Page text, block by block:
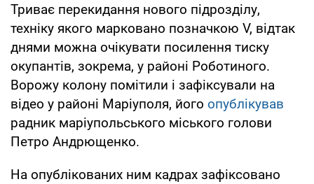
Триває перекидання нового підрозділу,
техніку якого марковано позначкою V, відтак
днями можна очікувати посилення тиску
окупантів, зокрема, у районі Роботиного.
Ворожу колону помітили і зафіксували на
відео у районі Маріуполя, його опублікував
радник маріупольського міського голови
Петро Андрющенко.
На опублікованих ним кадрах зафіксовано